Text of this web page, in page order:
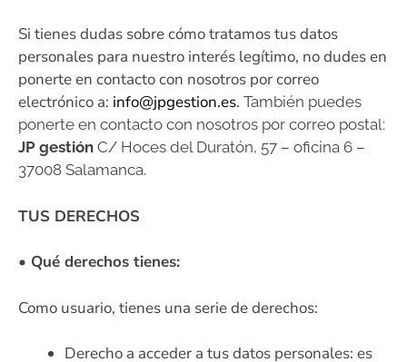
Si tienes dudas sobre cómo tratamos tus datos
personales para nuestro interés legítimo, no dudes en
ponerte en contacto con nosotros por correo
electrónico a: info@jpgestion.es. También puedes
ponerte en contacto con nosotros por correo postal:
JP gestión C/ Hoces del Duratón, 57 – oficina 6 –
37008 Salamanca.
TUS DERECHOS
• Qué derechos tienes:
Como usuario, tienes una serie de derechos:
Derecho a acceder a tus datos personales: es